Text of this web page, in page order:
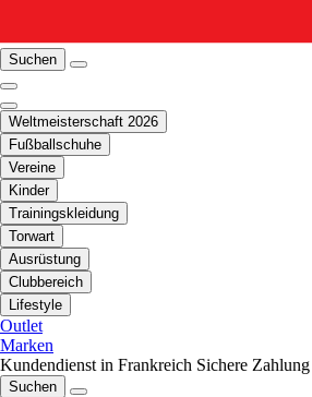
Suchen
Weltmeisterschaft 2026
Fußballschuhe
Vereine
Kinder
Trainingskleidung
Torwart
Ausrüstung
Clubbereich
Lifestyle
Outlet
Marken
Kundendienst in Frankreich Sichere Zahlung
Suchen